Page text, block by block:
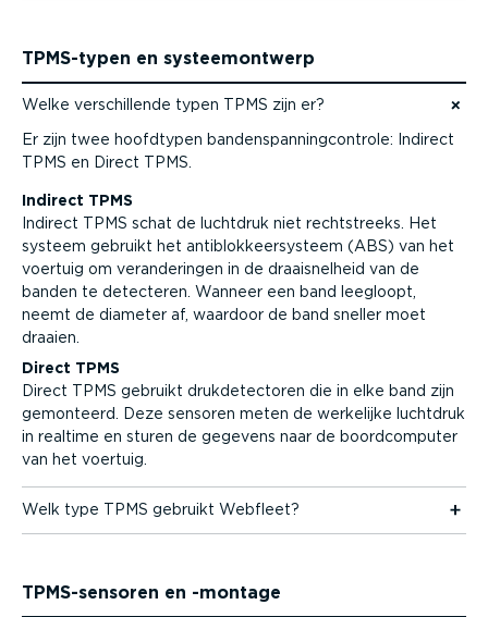
TPMS-typen en systeem­ontwerp
Welke verschil­lende typen TPMS zijn er?
Naar content gaan
Er zijn twee hoofdtypen banden­span­ning­con­trole: Indirect
TPMS en Direct TPMS.
Indirect TPMS
Indirect TPMS schat de luchtdruk niet recht­streeks. Het
systeem gebruikt het antiblok­keersysteem (ABS) van het
voertuig om veran­de­ringen in de draai­snelheid van de
banden te detecteren. Wanneer een band leegloopt,
neemt de diameter af, waardoor de band sneller moet
draaien.
Direct TPMS
Direct TPMS gebruikt drukde­tec­toren die in elke band zijn
gemonteerd. Deze sensoren meten de werkelijke luchtdruk
in realtime en sturen de gegevens naar de boord­com­puter
van het voertuig.
Welk type TPMS gebruikt Webfleet?
TPMS-­sen­soren en -montage